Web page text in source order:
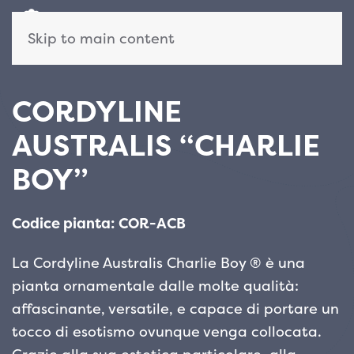
Skip to main content
CORDYLINE
AUSTRALIS “CHARLIE
BOY”
Codice pianta: COR-ACB
La Cordyline Australis Charlie Boy ®️ è una
pianta ornamentale dalle molte qualità:
affascinante, versatile, e capace di portare un
tocco di esotismo ovunque venga collocata.